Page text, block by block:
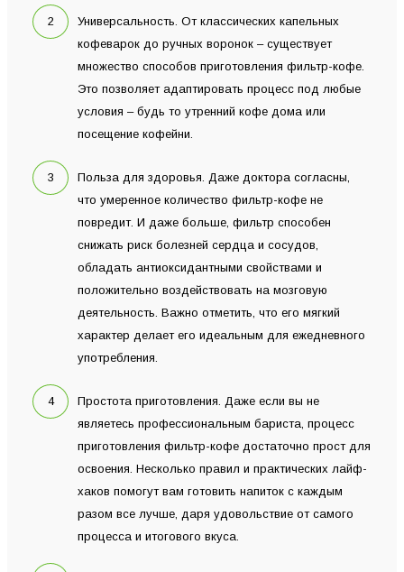
Универсальность. От классических капельных
кофеварок до ручных воронок – существует
множество способов приготовления фильтр-кофе.
Это позволяет адаптировать процесс под любые
условия – будь то утренний кофе дома или
посещение кофейни.
Польза для здоровья. Даже доктора согласны,
что умеренное количество фильтр-кофе не
повредит. И даже больше, фильтр способен
снижать риск болезней сердца и сосудов,
обладать антиоксидантными свойствами и
положительно воздействовать на мозговую
деятельность. Важно отметить, что его мягкий
характер делает его идеальным для ежедневного
употребления.
Простота приготовления. Даже если вы не
являетесь профессиональным бариста, процесс
приготовления фильтр-кофе достаточно прост для
освоения. Несколько правил и практических лайф-
хаков помогут вам готовить напиток с каждым
разом все лучше, даря удовольствие от самого
процесса и итогового вкуса.